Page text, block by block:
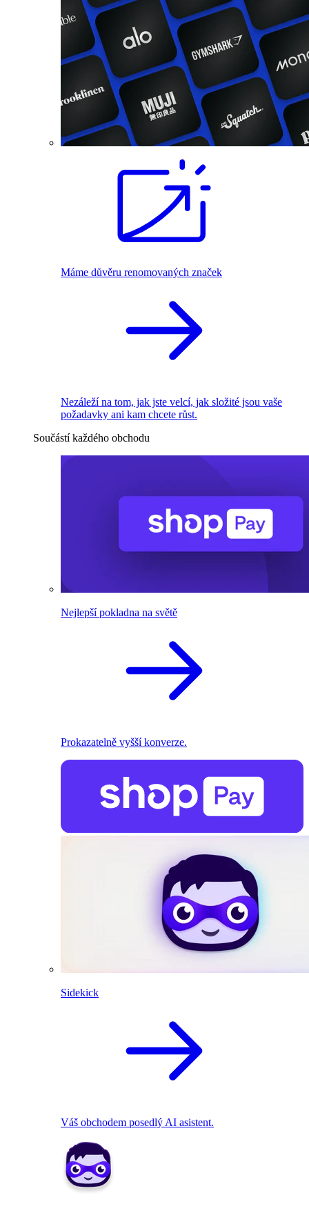
Máme důvěru renomovaných značek
Nezáleží na tom, jak jste velcí, jak složité jsou vaše
požadavky ani kam chcete růst.
Součástí každého obchodu
Nejlepší pokladna na světě
Prokazatelně vyšší konverze.
Sidekick
Váš obchodem posedlý AI asistent.